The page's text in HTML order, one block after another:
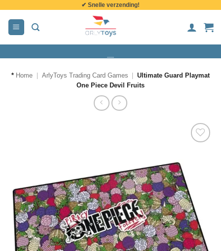
inhoud
✔ Snelle verzending!
* Home ArlyToys Trading Card Games
Ultimate Guard Playmat
One Piece Devil Fruits